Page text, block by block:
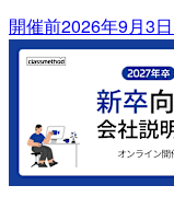
開催前2026年9月3